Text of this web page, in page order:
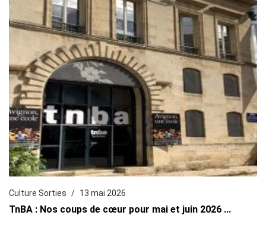
Culture Sorties 13 mai 2026
TnBA : Nos coups de cœur pour mai et juin 2026 ...